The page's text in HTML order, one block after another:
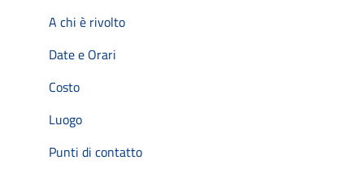
A chi è rivolto
Date e Orari
Costo
Luogo
Punti di contatto